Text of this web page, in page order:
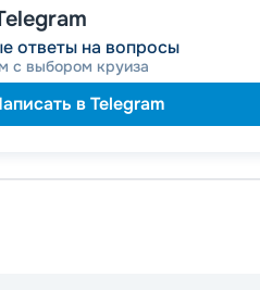
ответы на вопросы
с выбором круиза
в Telegram